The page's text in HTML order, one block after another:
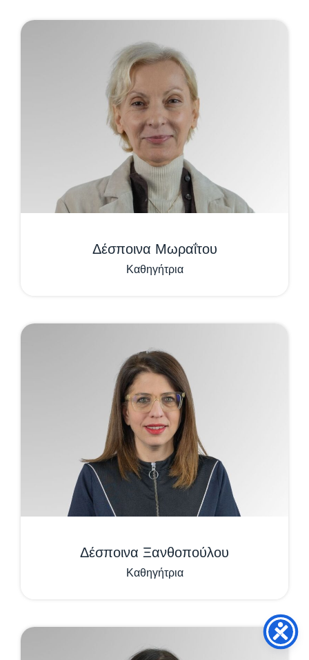
Δέσποινα Μωραΐτου
Καθηγήτρια
Δέσποινα Ξανθοπούλου
Καθηγήτρια